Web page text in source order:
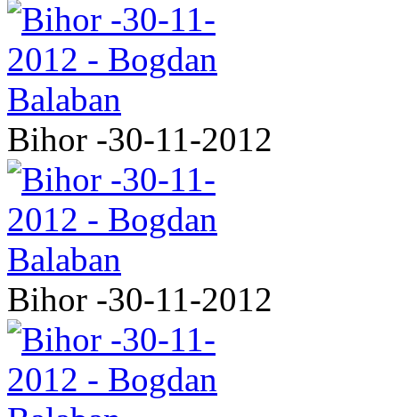
Bihor -30-11-2012
Bihor -30-11-2012